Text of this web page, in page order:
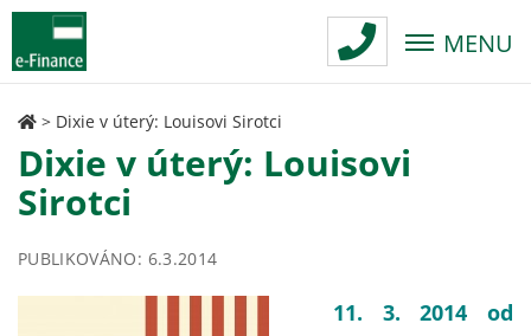
MENU
> Dixie v úterý: Louisovi Sirotci
Dixie v úterý: Louisovi
Sirotci
PUBLIKOVÁNO: 6.3.2014
11. 3. 2014 od